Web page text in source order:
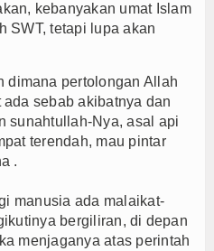
kebanyakan umat Islam
SWT, tetapi lupa akan
dimana pertolongan Allah
sebab akibatnya dan
sunahtullah-Nya, asal api
terendah, mau pintar
.
manusia ada malaikat-
bergiliran, di depan
menjaganya atas perintah